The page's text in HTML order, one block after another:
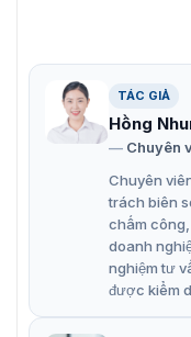
Chế độ HDR và
Hiệu ứng ánh
Hỗ trợ kết nối
Tiết kiệm năng
(chuẩn).
TÁC GIẢ
Hồng
Chuyên
Chuyên
trách biên
chấm
doanh
nghiệm tư
được kiểm